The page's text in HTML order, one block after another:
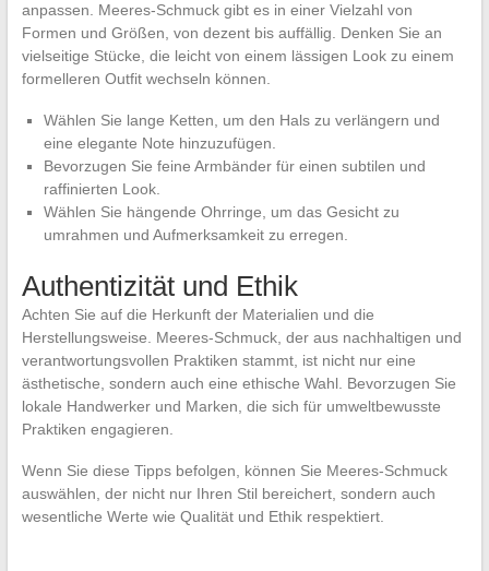
anpassen. Meeres-Schmuck gibt es in einer Vielzahl von
Formen und Größen, von dezent bis auffällig. Denken Sie an
vielseitige Stücke, die leicht von einem lässigen Look zu einem
formelleren Outfit wechseln können.
Wählen Sie lange Ketten, um den Hals zu verlängern und
eine elegante Note hinzuzufügen.
Bevorzugen Sie feine Armbänder für einen subtilen und
raffinierten Look.
Wählen Sie hängende Ohrringe, um das Gesicht zu
umrahmen und Aufmerksamkeit zu erregen.
Authentizität und Ethik
Achten Sie auf die Herkunft der Materialien und die
Herstellungsweise. Meeres-Schmuck, der aus nachhaltigen und
verantwortungsvollen Praktiken stammt, ist nicht nur eine
ästhetische, sondern auch eine ethische Wahl. Bevorzugen Sie
lokale Handwerker und Marken, die sich für umweltbewusste
Praktiken engagieren.
Wenn Sie diese Tipps befolgen, können Sie Meeres-Schmuck
auswählen, der nicht nur Ihren Stil bereichert, sondern auch
wesentliche Werte wie Qualität und Ethik respektiert.